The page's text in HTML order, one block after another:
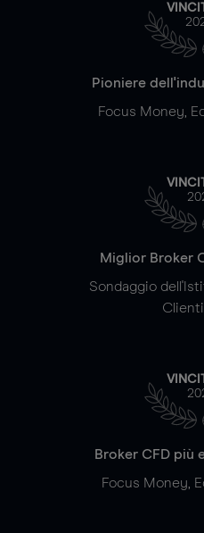
Pioniere
Focus Money,
Miglior Broker
Sondaggio
Clienti
Broker CFD più
Focus Money,